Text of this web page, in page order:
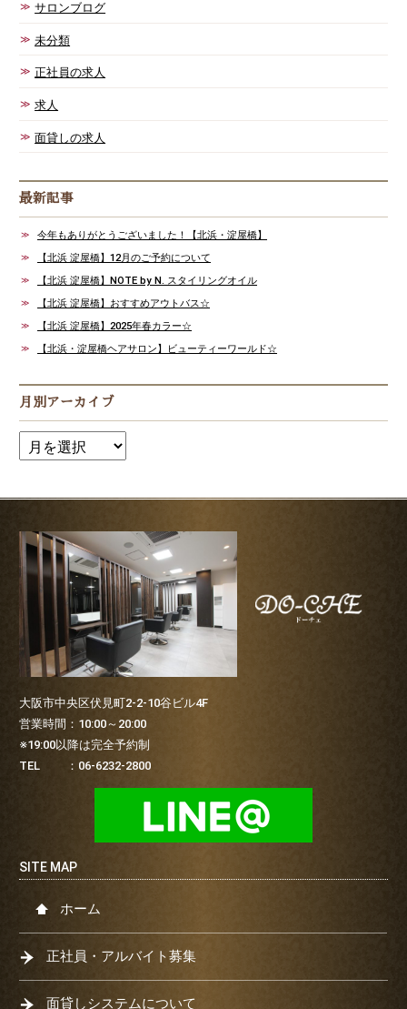
サロンブログ
未分類
正社員の求人
求人
面貸しの求人
最新記事
今年もありがとうございました！【北浜・淀屋橋】
【北浜 淀屋橋】12月のご予約について
【北浜 淀屋橋】NOTE by N. スタイリングオイル
【北浜 淀屋橋】おすすめアウトバス☆
【北浜 淀屋橋】2025年春カラー☆
【北浜・淀屋橋ヘアサロン】ビューティーワールド☆
月別アーカイブ
大阪市中央区伏見町2-2-10谷ビル4F
営業時間：10:00～20:00
※19:00以降は完全予約制
TEL ：06-6232-2800
ホーム
正社員・アルバイト募集
面貸しシステムについて